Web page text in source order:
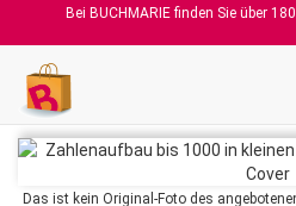
Bei BUCHMARIE finden Sie über
Das ist kein Original-Foto des